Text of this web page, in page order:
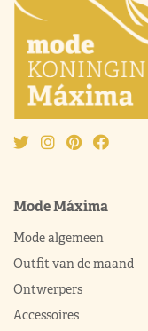
Mode Máxima
Mode algemeen
Outfit van de maand
Ontwerpers
Accessoires